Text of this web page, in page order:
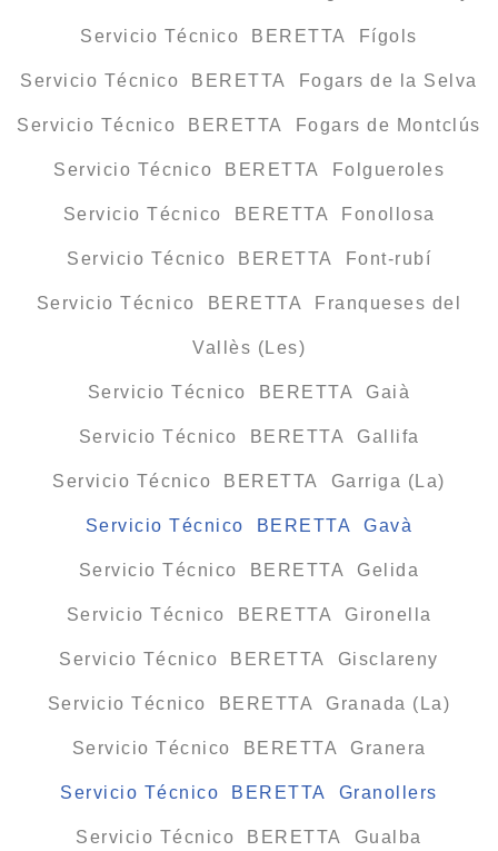
Servicio Técnico BERETTA Fígols
Servicio Técnico BERETTA Fogars de la Selva
Servicio Técnico BERETTA Fogars de Montclús
Servicio Técnico BERETTA Folgueroles
Servicio Técnico BERETTA Fonollosa
Servicio Técnico BERETTA Font-rubí
Servicio Técnico BERETTA Franqueses del
Vallès (Les)
Servicio Técnico BERETTA Gaià
Servicio Técnico BERETTA Gallifa
Servicio Técnico BERETTA Garriga (La)
Servicio Técnico BERETTA Gavà
Servicio Técnico BERETTA Gelida
Servicio Técnico BERETTA Gironella
Servicio Técnico BERETTA Gisclareny
Servicio Técnico BERETTA Granada (La)
Servicio Técnico BERETTA Granera
Servicio Técnico BERETTA Granollers
Servicio Técnico BERETTA Gualba